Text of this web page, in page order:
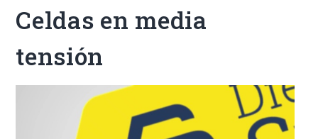
Celdas en media
tensión